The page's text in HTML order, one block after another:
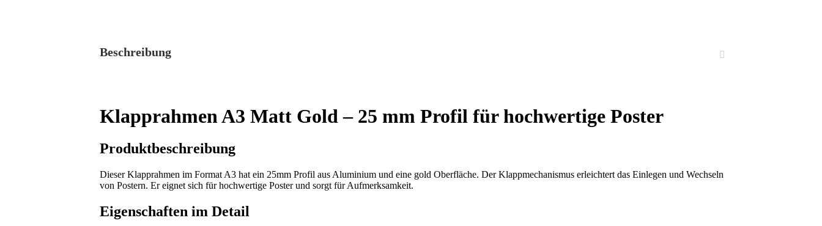
Beschreibung
Klapprahmen A3 Matt Gold – 25 mm Profil für hochwertige Poster
Produktbeschreibung
Dieser Klapprahmen im Format A3 hat ein 25mm Profil aus Aluminium und eine gold Oberfläche. Der Klappmechanismus erleichtert das Einlegen und Wechseln
von Postern. Er eignet sich für hochwertige Poster und sorgt für Aufmerksamkeit.
Eigenschaften im Detail